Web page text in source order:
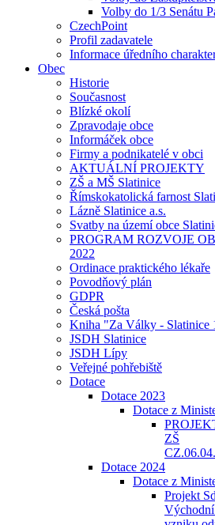
Volby do 1/3 Senátu
CzechPoint
Profil zadavatele
Informace úředního
Obec
Historie
Současnost
Blízké okolí
Zpravodaje obce
Informáček obce
Firmy a podnikatelé v obci
AKTUÁLNÍ PROJEKTY
ZŠ a MŠ Slatinice
Římskokatolická farnost
Lázně Slatinice a.s.
Svatby na území obce
PROGRAM ROZVOJE
2022
Ordinace praktického lékaře
Povodňový plán
GDPR
Česká pošta
Kniha "Za Války - Slatinice
JSDH Slatinice
JSDH Lípy
Veřejné pohřebiště
Dotace
Dotace 2023
Dotace z
ZŠ
Dotace 2024
Dotace z
Projekt